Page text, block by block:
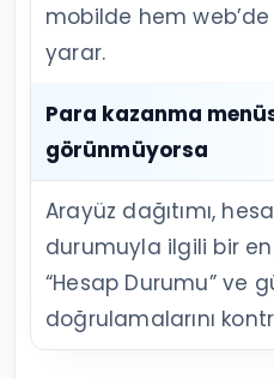
mobilde hem
yarar.
Para kazanma
görünmüyorsa
Arayüz dağıtımı,
durumuyla ilgili bir
“Hesap Durumu” ve
doğrulamalarını